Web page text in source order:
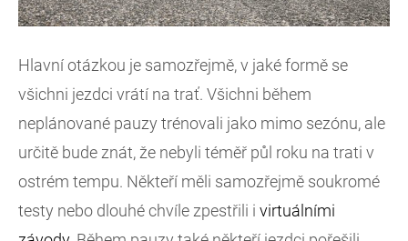
Hlavní otázkou je samozřejmě, v jaké formě se
všichni jezdci vrátí na trať. Všichni během
neplánované pauzy trénovali jako mimo sezónu, ale
určitě bude znát, že nebyli téměř půl roku na trati v
ostrém tempu. Někteří měli samozřejmě soukromé
testy nebo dlouhé chvíle zpestřili i virtuálními